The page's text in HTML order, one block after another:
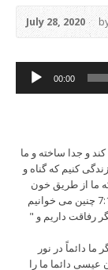
July 28, 2020
Audio
Player
00:00
و جدا ساخته و ما
کنیم که گناه و
ما از طریق خون
" اما اگر در نور گام بر داریم چنانکه او در نور است با یکدیگر رفاقت داریم و
دائماً در نور
عیسی دائما ما را